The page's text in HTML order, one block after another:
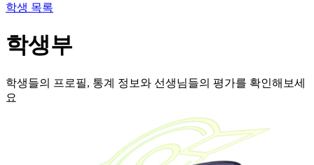
학생 목록
학생부
학생들의 프로필, 통계 정보와 선생님들의 평가를 확인해보세
요